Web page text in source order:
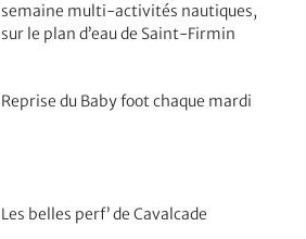
semaine multi-activités nautiques,
sur le plan d’eau de Saint-Firmin
Reprise du Baby foot chaque mardi
Les belles perf’ de Cavalcade